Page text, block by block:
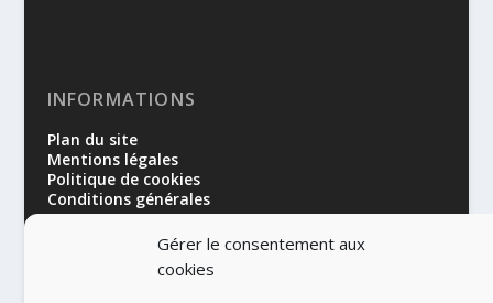
Gérer le consentement aux
cookies
INFORMATIONS
Plan du site
Mentions légales
Politique de cookies
Conditions générales